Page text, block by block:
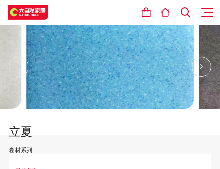
立夏
卷材系列